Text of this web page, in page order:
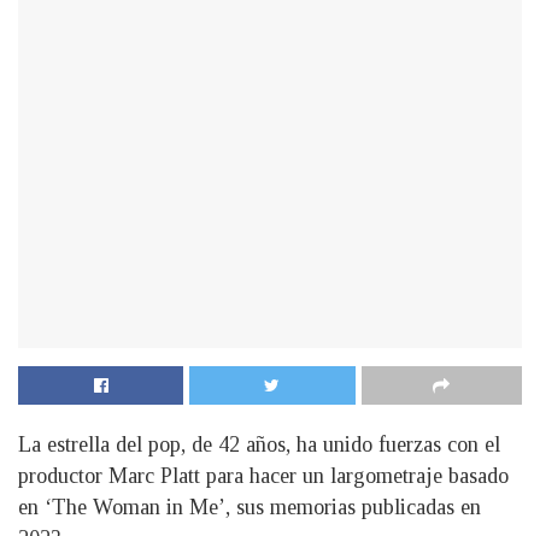
La estrella del pop, de 42 años, ha unido fuerzas con el
productor Marc Platt para hacer un largometraje basado
en ‘The Woman in Me’, sus memorias publicadas en